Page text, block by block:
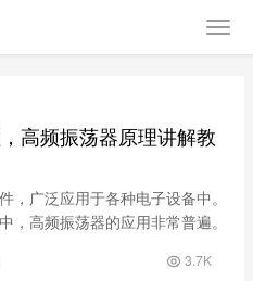
高频振荡器原理讲解教
，广泛应用于各种电子设备中。
，高频振荡器的应用非常普遍。
振荡器的基本组
3.7K